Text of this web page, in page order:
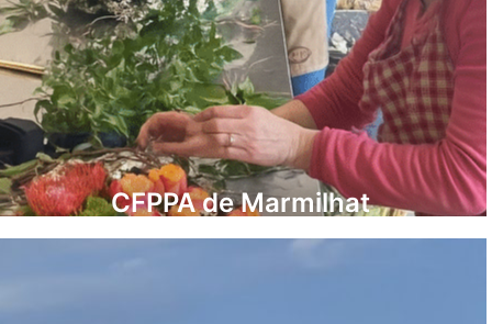
CFPPA de Marmilhat